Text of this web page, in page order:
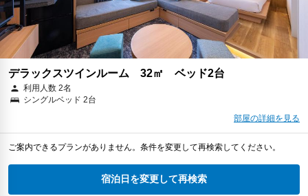
デラックスツインルーム 32㎡ ベッド2台
利用人数 2名
シングルベッド 2台
部屋の詳細を見る
ご案内できるプランがありません。条件を変更して再検索してください。
宿泊日を変更して再検索